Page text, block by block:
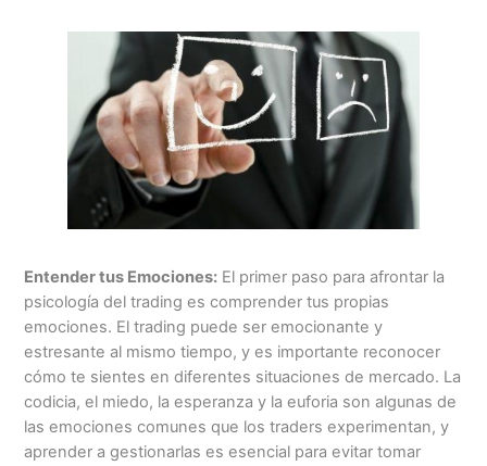
Entender tus Emociones: El primer paso para afrontar la
psicología del trading es comprender tus propias
emociones. El trading puede ser emocionante y
estresante al mismo tiempo, y es importante reconocer
cómo te sientes en diferentes situaciones de mercado. La
codicia, el miedo, la esperanza y la euforia son algunas de
las emociones comunes que los traders experimentan, y
aprender a gestionarlas es esencial para evitar tomar